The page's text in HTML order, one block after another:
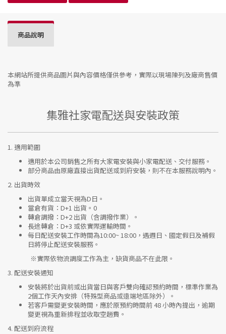
商品說明
本網站所提供商品圖片與內容價格僅供參考，實際以現場陳列及廠商售價
為準
集雅社家電配送與安裝政策
1. 適用範圍
適用於本公司銷售之所有大家電安裝與小家電配送、交付服務。
部分商品由原廠直接出貨配送或到府安裝，則不在本服務說明內。
2. 出貨時效
出貨單成立當天視為D日。
當倉有貨： D+1 出貨。0
轉倉調撥： D+2 出貨（含調撥作業）。
長途轉倉： D+3 或依實際運輸時間。
每日配送安裝工作時間為10:00~ 18:00，遇週日、國定假日及補假
日將停止配送安裝服務。
※實際依物流調度工作為主，缺貨商品不在此限。
3. 配送安裝通知
安裝將於出貨前或出貨當日與客戶雙向確認預約時間，標準作業為
2個工作天內安排（特殊型商品或遠端地區除外）。
若客戶需變更安裝時間，應於原預約時間前 48 小時內提出，逾期
變更視為重新排程並收取空趟費。
4. 配送到府流程